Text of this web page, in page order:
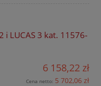
i LUCAS 3 kat. 11576-
6 158,22 zł
Cena netto: 5 702,06 zł